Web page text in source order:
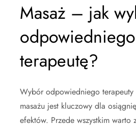
Masaż – jak
odpowiedniego
terapeutę?
Wybór odpowiedniego
masażu jest kluczowy dla
efektów. Przede wszystkim warto